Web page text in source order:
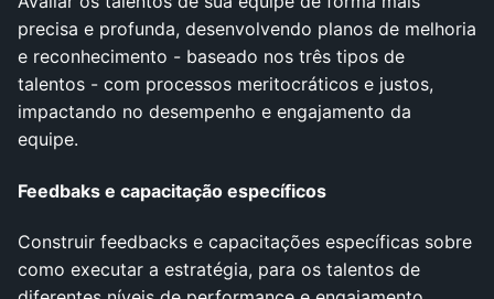
precisa e profunda, desenvolvendo planos de melhoria
e reconhecimento - baseado nos três tipos de
talentos - com processos meritocráticos e justos,
impactando no desempenho e engajamento da
equipe.
Feedbaks e capacitação específicos
Construir feedbacks e capacitações específicas sobre
como executar a estratégia, para os talentos de